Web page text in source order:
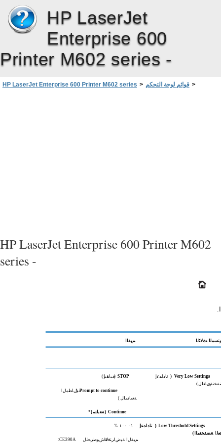
HP LaserJet
Enterprise 600
Printer M602 series -
HP LaserJet Enterprise 600 Printer M602 series > قوائم لوحة التحكم >
HP LaserJet Enterprise 600 Printer M602
series -
.
ﺚﻟﺎﺜﻟا ﻢﻴﻘﻟا
Very Low Settings
) تاداﺪﻋإ
ﺔیﺎﻐﻠﻝ(
STOP
)فﺎﻘیإ(
Prompt to continue
)
ﺔﺒﻝﺎﻄﻤﻝا
ﺔﻌﺑﺎﺘﻤﻠﻝ (
Continue
)ﺔﻌﺑﺎﺘﻣ(
*
Low Threshold Settings
) تاداﺪﻋإ
ﺔﻀﻔﺨﻨﻤﻟا (
١ - ١٠٠ %
ﻢﻴﻘﻝا ﺔﻴﺽاﺮﺘﻓﻻاﺔﺵﻮﻃﺮﺨﻠﻝ CE390A
: